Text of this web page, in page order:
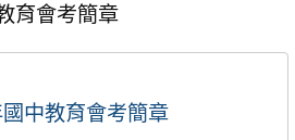
育會考簡章
中教育會考簡章